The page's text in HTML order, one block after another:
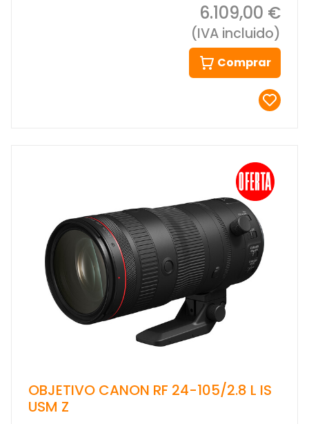
6.109,00 €
(IVA incluido)
Comprar
OBJETIVO CANON RF 24-105/2.8 L IS
USM Z